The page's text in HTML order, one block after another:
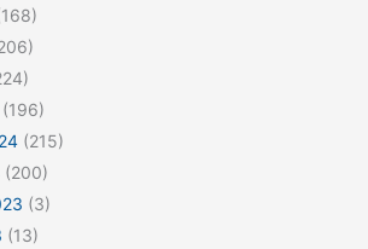
(196)
(215)
(200)
(3)
(13)